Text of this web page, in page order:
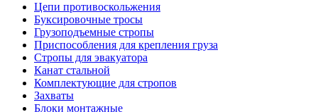
Цепи противоскольжения
Буксировочные тросы
Грузоподъемные стропы
Приспособления для крепления груза
Стропы для эвакуатора
Канат стальной
Комплектующие для стропов
Захваты
Блоки монтажные